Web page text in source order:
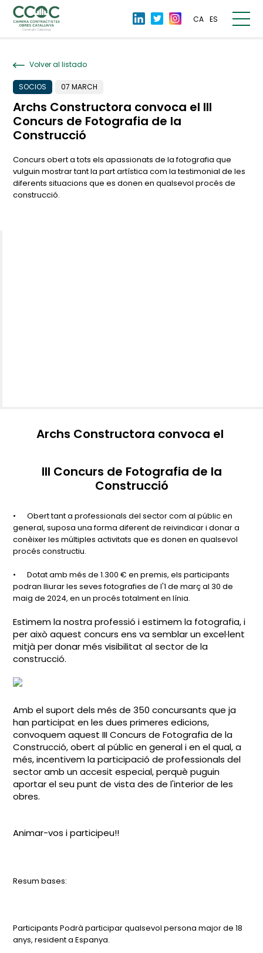
CA ES
Volver al listado
SOCIOS 07 MARCH
Archs Constructora convoca el III
Concurs de Fotografia de la
Construcció
Concurs obert a tots els apassionats de la fotografia que
vulguin mostrar tant la part artística com la testimonial de les
diferents situacions que es donen en qualsevol procés de
construcció.
Archs Constructora convoca el
III Concurs de Fotografia de la
Construcció
•
Obert tant a professionals del sector com al públic en
general, suposa una forma diferent de reivindicar i donar a
conèixer les múltiples activitats que es donen en qualsevol
procés constructiu.
•
Dotat amb més de 1.300 € en premis, els participants
podran lliurar les seves fotografies de l'1 de març al 30 de
maig de 2024, en un procés totalment en línia.
Estimem la nostra professió i estimem la fotografia, i
per això aquest concurs ens va semblar un excel·lent
mitjà per donar més visibilitat al sector de la
construcció.
Amb el suport dels més de 350 concursants que ja
han participat en les dues primeres edicions,
convoquem aquest III Concurs de Fotografia de la
Construcció, obert al públic en general i en el qual, a
més, incentivem la participació de professionals del
sector amb un accesit especial, perquè puguin
aportar el seu punt de vista des de l'interior de les
obres.
Animar-vos i participeu!!
Resum bases:
Participants Podrà participar qualsevol persona major de 18
anys, resident a Espanya.